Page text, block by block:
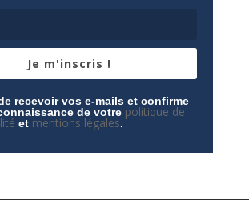
Je m'inscris !
recevoir vos e-mails et confirme
de votre politique de
et mentions légales.